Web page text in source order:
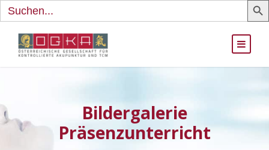
Search
for:
Bildergalerie
Präsenzunterricht